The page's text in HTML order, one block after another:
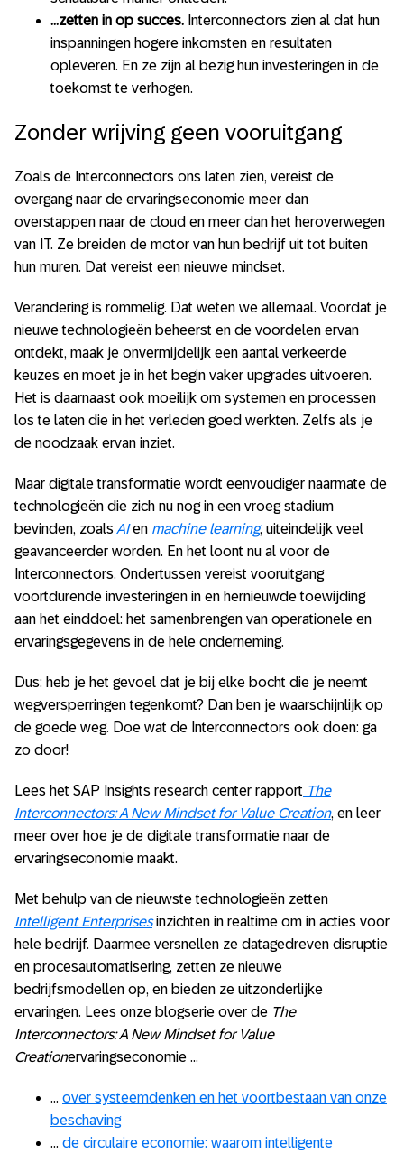
…zetten in op succes. Interconnectors zien al dat hun
inspanningen hogere inkomsten en resultaten
opleveren. En ze zijn al bezig hun investeringen in de
toekomst te verhogen.
Zonder wrijving geen vooruitgang
Zoals de Interconnectors ons laten zien, vereist de
overgang naar de ervaringseconomie meer dan
overstappen naar de cloud en meer dan het heroverwegen
van IT. Ze breiden de motor van hun bedrijf uit tot buiten
hun muren. Dat vereist een nieuwe mindset.
Verandering is rommelig. Dat weten we allemaal. Voordat je
nieuwe technologieën beheerst en de voordelen ervan
ontdekt, maak je onvermijdelijk een aantal verkeerde
keuzes en moet je in het begin vaker upgrades uitvoeren.
Het is daarnaast ook moeilijk om systemen en processen
los te laten die in het verleden goed werkten. Zelfs als je
de noodzaak ervan inziet.
Maar digitale transformatie wordt eenvoudiger naarmate de
technologieën die zich nu nog in een vroeg stadium
bevinden, zoalsAIen machine learning, uiteindelijk veel
geavanceerder worden. En het loont nu al voor de
Interconnectors. Ondertussen vereist vooruitgang
voortdurende investeringen in en hernieuwde toewijding
aan het einddoel: het samenbrengen van operationele en
ervaringsgegevens in de hele onderneming.
Dus: heb je het gevoel dat je bij elke bocht die je neemt
wegversperringen tegenkomt? Dan ben je waarschijnlijk op
de goede weg. Doe wat de Interconnectors ook doen: ga
zo door!
Lees het SAP Insights research center rapport The
Interconnectors: A New Mindset for Value Creation, en leer
meer over hoe je de digitale transformatie naar de
ervaringseconomie maakt.
Met behulp van de nieuwste technologieën zetten
Intelligent Enterprisesinzichten in realtime om in acties voor
hele bedrijf. Daarmee versnellen ze datagedreven disruptie
en procesautomatisering, zetten ze nieuwe
bedrijfsmodellen op, en bieden ze uitzonderlijke
ervaringen. Lees onze blogserie over de The
Interconnectors: A New Mindset for Value
Creationervaringseconomie …
… over systeemdenken en het voortbestaan van onze
beschaving
… de circulaire economie: waarom intelligente